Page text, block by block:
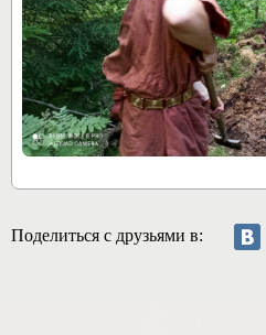
Поделиться с друзьями в: